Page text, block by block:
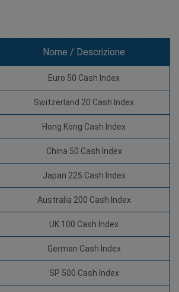
Nome / Descrizione
Euro 50 Cash Index
Switzerland 20 Cash Index
Hong Kong Cash Index
China 50 Cash Index
Japan 225 Cash Index
Australia 200 Cash Index
UK 100 Cash Index
German Cash Index
SP 500 Cash Index